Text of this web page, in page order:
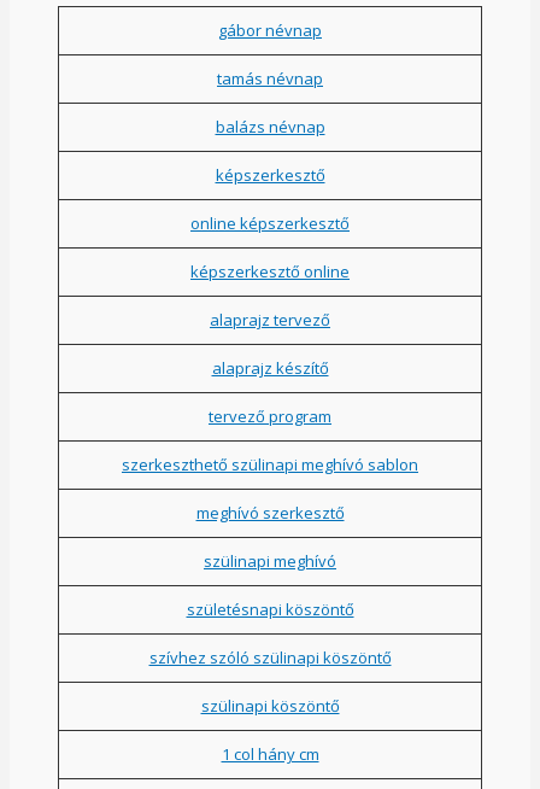
gábor névnap
tamás névnap
balázs névnap
képszerkesztő
online képszerkesztő
képszerkesztő online
alaprajz tervező
alaprajz készítő
tervező program
szerkeszthető szülinapi meghívó sablon
meghívó szerkesztő
szülinapi meghívó
születésnapi köszöntő
szívhez szóló szülinapi köszöntő
szülinapi köszöntő
1 col hány cm